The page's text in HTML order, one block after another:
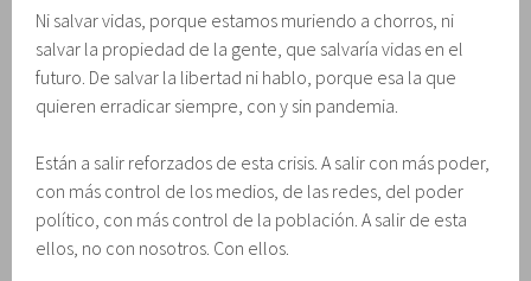
Ni salvar vidas, porque estamos muriendo a chorros, ni
salvar la propiedad de la gente, que salvaría vidas en el
futuro. De salvar la libertad ni hablo, porque esa la que
quieren erradicar siempre, con y sin pandemia.
Están a salir reforzados de esta crisis. A salir con más poder,
con más control de los medios, de las redes, del poder
político, con más control de la población. A salir de esta
ellos, no con nosotros. Con ellos.